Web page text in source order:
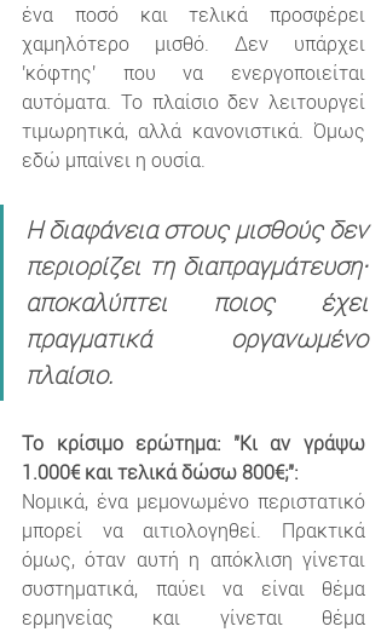
ένα ποσό και τελικά προσφέρει
χαμηλότερο μισθό. Δεν υπάρχει
'κόφτης' που να ενεργοποιείται
αυτόματα. Το πλαίσιο δεν λειτουργεί
τιμωρητικά, αλλά κανονιστικά. Όμως
εδώ μπαίνει η ουσία.
Η διαφάνεια στους μισθούς δεν
περιορίζει τη διαπραγμάτευση·
αποκαλύπτει ποιος έχει
πραγματικά οργανωμένο
πλαίσιο.
Το κρίσιμο ερώτημα: "Κι αν γράψω
1.000€ και τελικά δώσω 800€;":
Νομικά, ένα μεμονωμένο περιστατικό
μπορεί να αιτιολογηθεί. Πρακτικά
όμως, όταν αυτή η απόκλιση γίνεται
συστηματικά, παύει να είναι θέμα
ερμηνείας και γίνεται θέμα